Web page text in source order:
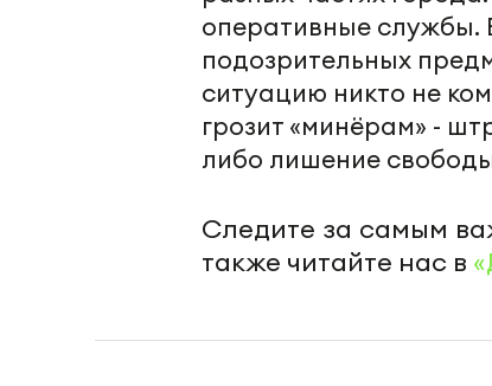
оперативные службы.
подозрительных
ситуацию никто не
грозит «минёрам» -
либо лишение
Следите за самым
также читайте нас в